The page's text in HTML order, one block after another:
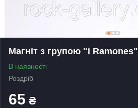
Магніт з групою "i Ramones"
В наявності
Роздріб
65 ₴